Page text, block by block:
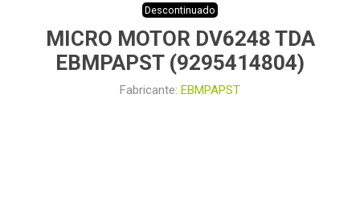
Descontinuado
MICRO MOTOR DV6248 TDA
EBMPAPST (9295414804)
Fabricante: EBMPAPST